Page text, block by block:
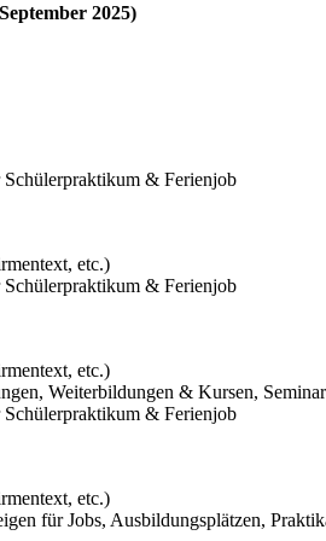
2025)
& Ferienjob
etc.)
& Ferienjob
etc.)
Weiterbildungen & Kursen,
& Ferienjob
etc.)
für Jobs, Ausbildungsplätzen,